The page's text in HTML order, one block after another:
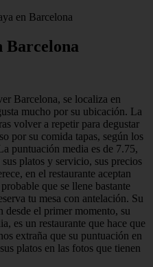
en Barcelona
Barcelona
Barcelona, se localiza en
mucho por su ubicación. La
volver a repetir para degustar
por su comida tapas, según los
puntuación media es de 7.75,
platos y servicio, sus precios
en el restaurante aceptan
que se llene bastante
tu mesa con antelación. Su
desde el primer momento, su
es un restaurante que hace que
extraña que su puntuación en
platos en las fotos que tienen